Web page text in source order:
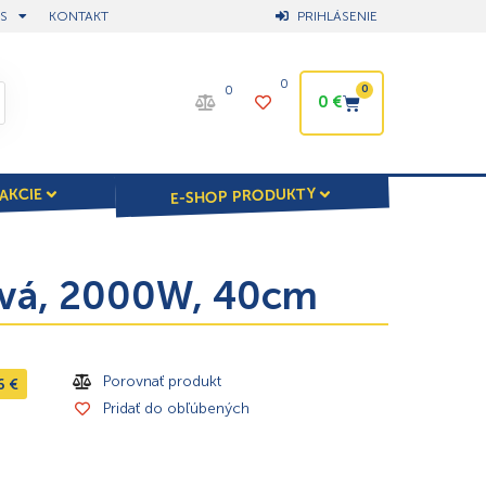
KONTAKT PRIHLÁSENIE
0 0
0€
0
E-SHOP PRODUKTY
2000W, 40cm
€
Porovnať produkt
Pridať do obľúbených